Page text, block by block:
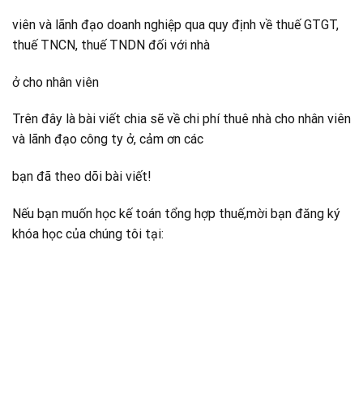
viên và lãnh đạo doanh nghiệp qua quy định về thuế GTGT,
thuế TNCN, thuế TNDN đối với nhà
ở cho nhân viên
Trên đây là bài viết chia sẽ về chi phí thuê nhà cho nhân viên
và lãnh đạo công ty ở, cảm ơn các
bạn đã theo dõi bài viết!
Nếu bạn muốn học kế toán tổng hợp thuế,mời bạn đăng ký
khóa học của chúng tôi tại: